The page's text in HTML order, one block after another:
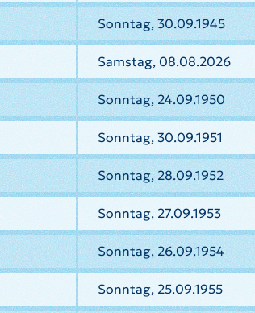
Sonntag, 30.09.1945
Samstag, 08.08.2026
Sonntag, 24.09.1950
Sonntag, 30.09.1951
Sonntag, 28.09.1952
Sonntag, 27.09.1953
Sonntag, 26.09.1954
Sonntag, 25.09.1955